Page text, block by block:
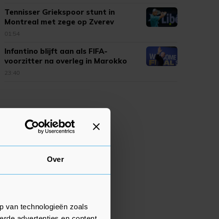
Over
van technologieën zoals
Tennisser Griekspoor stunt in
Montreal met zege op Zverev
01:54
Infantino blijft aan als FIFA-
voorzitter na overleg in Marokko
23:40